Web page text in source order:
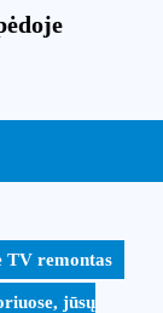
TV remontas
jūsų